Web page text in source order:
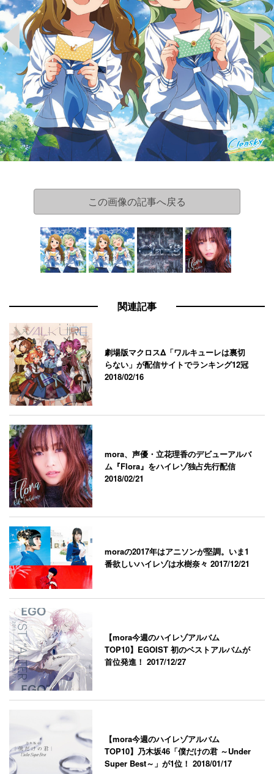
この画像の記事へ戻る
関連記事
劇場版マクロスΔ「ワルキューレは裏切
らない」が配信サイトでランキング12冠
2018/02/16
mora、声優・立花理香のデビューアルバ
ム『Flora』をハイレゾ独占先行配信
2018/02/21
moraの2017年はアニソンが堅調。いま1
番欲しいハイレゾは水樹奈々2017/12/21
【mora今週のハイレゾアルバム
TOP10】EGOIST 初のベストアルバムが
首位発進！2017/12/27
【mora今週のハイレゾアルバム
TOP10】乃木坂46「僕だけの君 ～Under
Super Best～」が1位！2018/01/17